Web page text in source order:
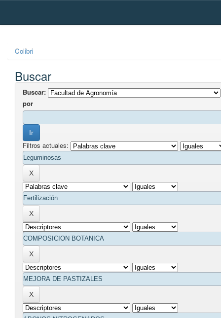
Skip
Colibri
Buscar
Buscar:
por
Filtros actuales: